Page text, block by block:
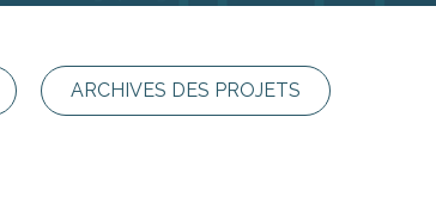
ARCHIVES DES PROJETS